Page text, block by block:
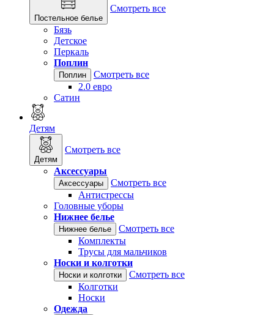
Постельное белье
Смотреть все
Бязь
Детское
Перкаль
Поплин
Поплин
Смотреть все
2.0 евро
Сатин
Детям
Детям
Смотреть все
Аксессуары
Аксессуары
Смотреть все
Антистрессы
Головные уборы
Нижнее белье
Нижнее белье
Смотреть все
Комплекты
Трусы для мальчиков
Носки и колготки
Носки и колготки
Смотреть все
Колготки
Носки
Одежда